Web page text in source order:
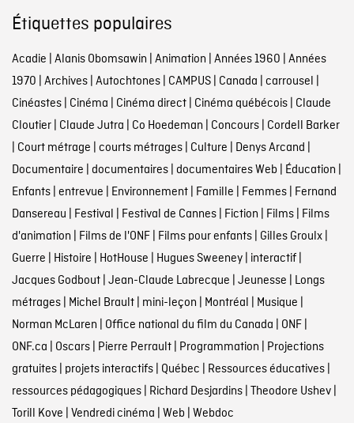
Étiquettes populaires
Acadie | Alanis Obomsawin | Animation | Années 1960 | Années
1970 | Archives| Autochtones| CAMPUS| Canada | carrousel |
Cinéastes| Cinéma | Cinéma direct| Cinéma québécois| Claude
Cloutier| Claude Jutra | Co Hoedeman | Concours| Cordell Barker
| Court métrage | courts métrages| Culture | Denys Arcand |
Documentaire | documentaires| documentaires Web | Éducation |
Enfants| entrevue | Environnement| Famille | Femmes| Fernand
Dansereau | Festival | Festival de Cannes| Fiction | Films| Films
d'animation | Films de l'ONF| Films pour enfants| Gilles Groulx|
Guerre | Histoire | HotHouse | Hugues Sweeney| interactif|
Jacques Godbout| Jean-Claude Labrecque | Jeunesse | Longs
métrages| Michel Brault| mini-leçon | Montréal | Musique |
Norman McLaren | Office national du film du Canada | ONF|
ONF.ca | Oscars| Pierre Perrault| Programmation | Projections
gratuites| projets interactifs| Québec | Ressources éducatives|
ressources pédagogiques| Richard Desjardins| Theodore Ushev|
Torill Kove | Vendredi cinéma | Web | Webdoc